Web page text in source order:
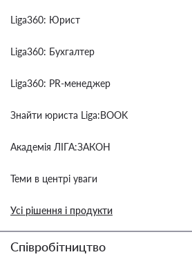
Liga360: Юрист
Liga360: Бухгалтер
Liga360: PR-менеджер
Знайти юриста Liga:BOOK
Академія ЛІГА:ЗАКОН
Теми в центрі уваги
Усі рішення і продукти
Співробітництво